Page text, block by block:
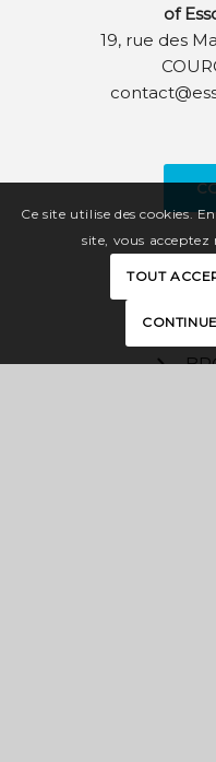
of
19, rue des
Ce site utilise des cookies.
site, vous acceptez
TOUT